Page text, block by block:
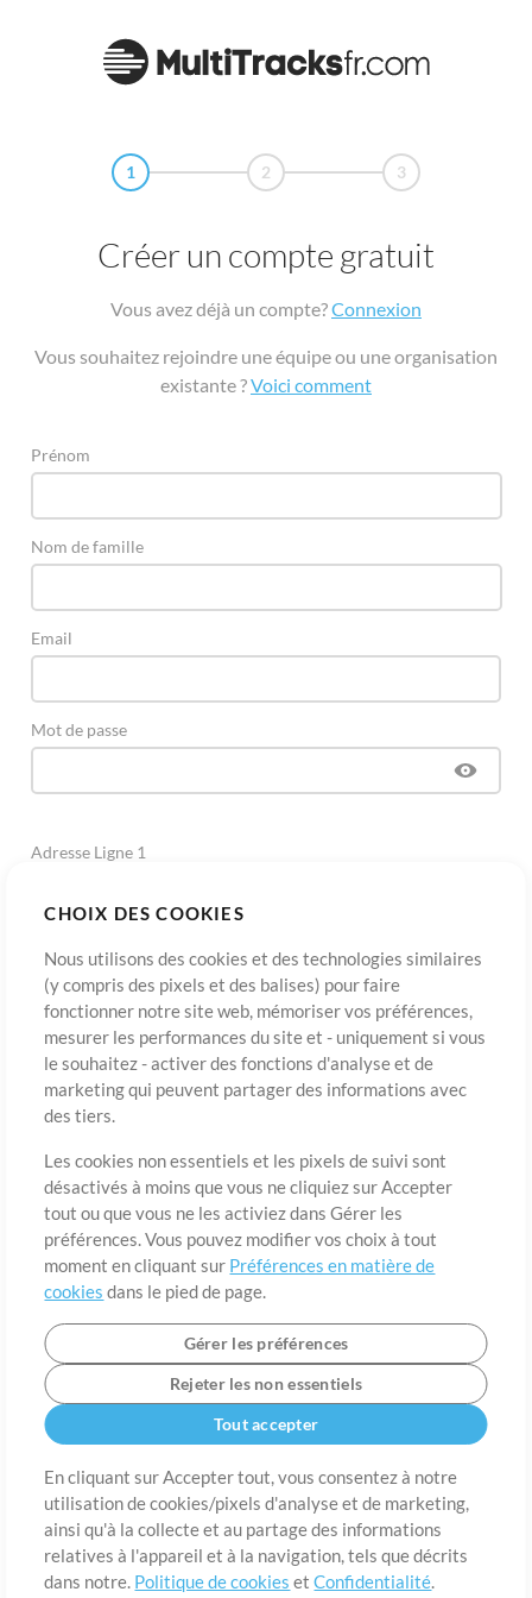
CHOIX DES COOKIES
Nous utilisons des cookies et des technologies similaires
(y compris des pixels et des balises) pour faire
fonctionner notre site web, mémoriser vos préférences,
mesurer les performances du site et - uniquement si vous
le souhaitez - activer des fonctions d'analyse et de
marketing qui peuvent partager des informations avec
des tiers.
Les cookies non essentiels et les pixels de suivi sont
désactivés à moins que vous ne cliquiez sur Accepter
tout ou que vous ne les activiez dans Gérer les
préférences. Vous pouvez modifier vos choix à tout
moment en cliquant sur Préférences en matière de
cookies dans le pied de page.
Gérer les préférences
Rejeter les non essentiels
Tout accepter
En cliquant sur Accepter tout, vous consentez à notre
utilisation de cookies/pixels d'analyse et de marketing,
ainsi qu'à la collecte et au partage des informations
relatives à l'appareil et à la navigation, tels que décrits
dans notre. Politique de cookies etConfidentialité.
1 2 3
Créer un compte gratuit
Vous avez déjà un compte?Connexion
Vous souhaitez rejoindre une équipe ou une organisation
existante ?Voici comment
Prénom
Nom de famille
Email
Mot de passe
Adresse Ligne 1
Ville
Pays
Étât Langue
A propos de Conditions d’utilisation Confidentialité
Préférences en
matière de cookies
Contact
©2006-2026 par MultiTracks LLC. Tous droits réservés.